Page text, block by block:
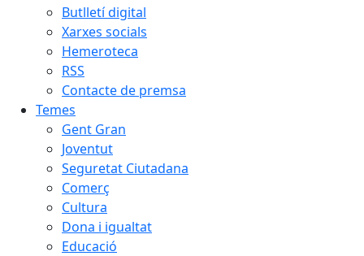
Butlletí digital
Xarxes socials
Hemeroteca
RSS
Contacte de premsa
Temes
Gent Gran
Joventut
Seguretat Ciutadana
Comerç
Cultura
Dona i igualtat
Educació